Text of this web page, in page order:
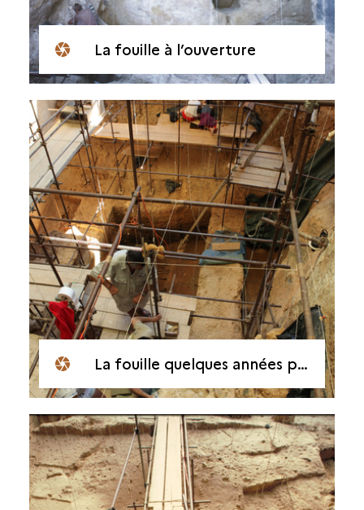
La fouille à l’ouverture
La fouille quelques années plus tard